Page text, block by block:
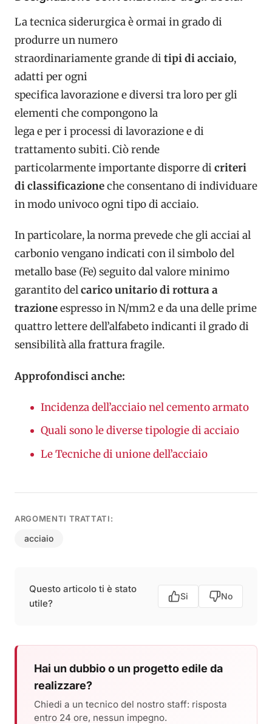
La tecnica siderurgica è ormai in grado di
produrre un numero
straordinariamente grande di tipi di acciaio,
adatti per ogni
specifica lavorazione e diversi tra loro per gli
elementi che compongono la
lega e per i processi di lavorazione e di
trattamento subiti. Ciò rende
particolarmente importante disporre di criteri
di classificazioneche consentano di individuare
in modo univoco ogni tipo di acciaio.
In particolare, la norma prevede che gli acciai al
carbonio vengano indicati con il simbolo del
metallo base (Fe) seguito dal valore minimo
garantito delcarico unitario di rottura a
trazioneespresso in N/mm2 e da una delle prime
quattro lettere dell’alfabeto indicanti il grado di
sensibilità alla frattura fragile.
Approfondisci anche:
Incidenza dell’acciaio nel cemento armato
Quali sono le diverse tipologie di acciaio
Le Tecniche di unione dell’acciaio
ARGOMENTI TRATTATI:
acciaio
Questo articolo ti è stato
utile?
Si No
Hai un dubbio o un progetto edile da
realizzare?
Chiedi a un tecnico del nostro staff: risposta
entro 24 ore, nessun impegno.